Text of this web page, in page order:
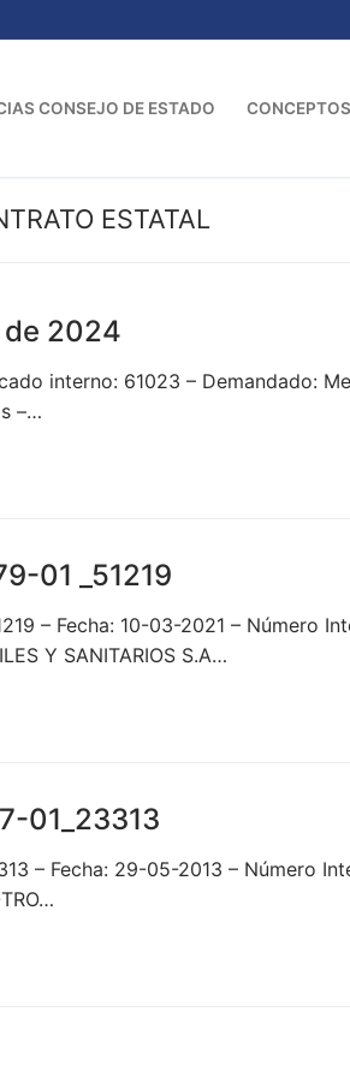
CONSEJO DE ESTADO
ESTATAL
2024
interno: 61023 – Demandado:
–…
01 _51219
– Fecha: 10-03-2021 – Número
Y SANITARIOS S.A…
01_23313
– Fecha: 29-05-2013 – Número